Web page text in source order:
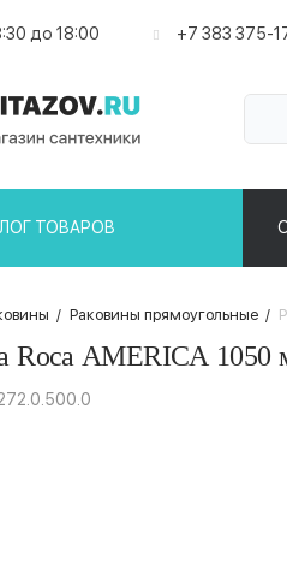
до 18:00 +7 383 375-
ТОВАРОВ
/ Раковины прямоугольные /
Roca AMERICA 1050